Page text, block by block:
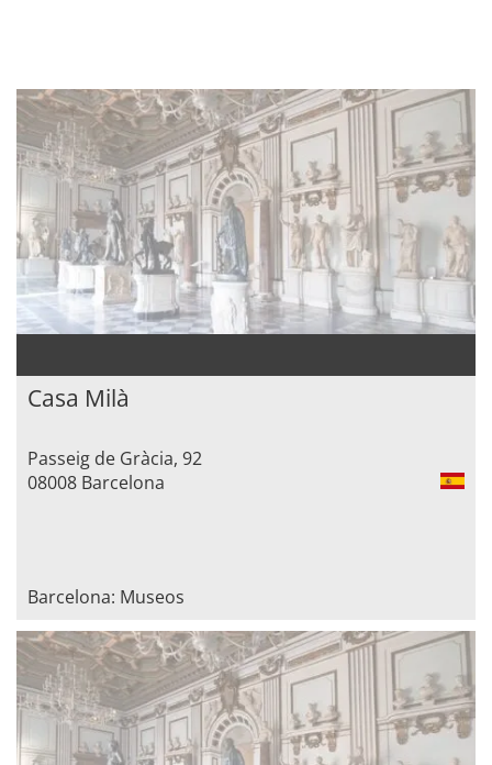
Casa Milà
Passeig de Gràcia, 92
08008 Barcelona
Barcelona: Museos